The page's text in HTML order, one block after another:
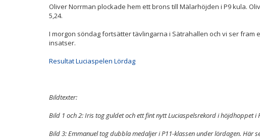
Oliver Norrman plockade hem ett brons till Mälarhöjden i P9 kula.
5,24.
I morgon söndag fortsätter tävlingarna i Sätrahallen och vi ser fram
insatser.
Resultat Luciaspelen Lördag
Bildtexter:
Bild 1 och 2: Iris tog guldet och ett fint nytt Luciaspelsrekord i höjdhoppet i
Bild 3: Emmanuel tog dubbla medaljer i P11-klassen under lördagen. Här